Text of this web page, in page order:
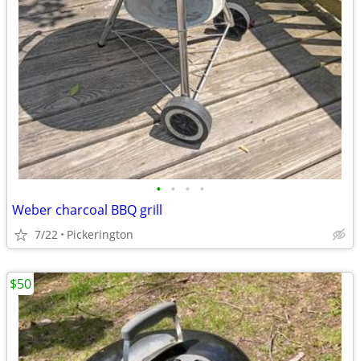
• • • •
Weber charcoal BBQ grill
7/22 Pickerington
$50